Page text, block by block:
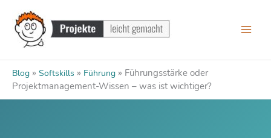
Inhalt
springen
Blog » Softskills » Führung » Führungsstärke oder
Projektmanagement-Wissen – was ist wichtiger?